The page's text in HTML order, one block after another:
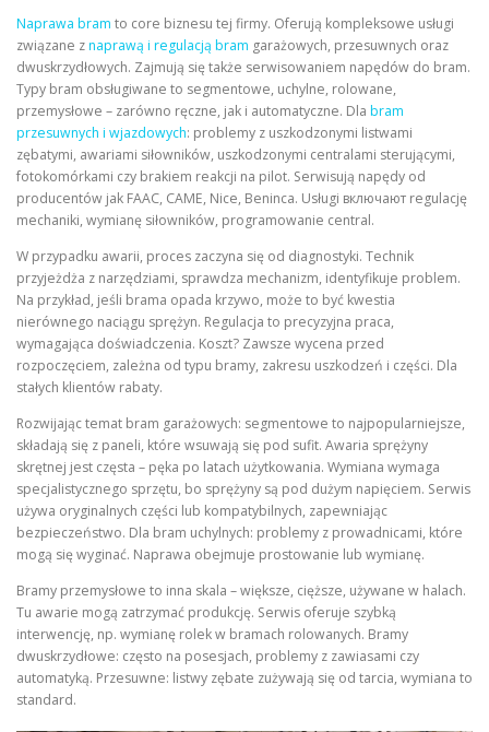
Naprawa bram to core biznesu tej firmy. Oferują kompleksowe usługi
związane znaprawą i regulacją bram garażowych, przesuwnych oraz
dwuskrzydłowych. Zajmują się także serwisowaniem napędów do bram.
Typy bram obsługiwane to segmentowe, uchylne, rolowane,
przemysłowe – zarówno ręczne, jak i automatyczne. Dla bram
przesuwnych i wjazdowych: problemy z uszkodzonymi listwami
zębatymi, awariami siłowników, uszkodzonymi centralami sterującymi,
fotokomórkami czy brakiem reakcji na pilot. Serwisują napędy od
producentów jak FAAC, CAME, Nice, Beninca. Usługi включают regulację
mechaniki, wymianę siłowników, programowanie central.
W przypadku awarii, proces zaczyna się od diagnostyki. Technik
przyjeżdża z narzędziami, sprawdza mechanizm, identyfikuje problem.
Na przykład, jeśli brama opada krzywo, może to być kwestia
nierównego naciągu sprężyn. Regulacja to precyzyjna praca,
wymagająca doświadczenia. Koszt? Zawsze wycena przed
rozpoczęciem, zależna od typu bramy, zakresu uszkodzeń i części. Dla
stałych klientów rabaty.
Rozwijając temat bram garażowych: segmentowe to najpopularniejsze,
składają się z paneli, które wsuwają się pod sufit. Awaria sprężyny
skrętnej jest częsta – pęka po latach użytkowania. Wymiana wymaga
specjalistycznego sprzętu, bo sprężyny są pod dużym napięciem. Serwis
używa oryginalnych części lub kompatybilnych, zapewniając
bezpieczeństwo. Dla bram uchylnych: problemy z prowadnicami, które
mogą się wyginać. Naprawa obejmuje prostowanie lub wymianę.
Bramy przemysłowe to inna skala – większe, cięższe, używane w halach.
Tu awarie mogą zatrzymać produkcję. Serwis oferuje szybką
interwencję, np. wymianę rolek w bramach rolowanych. Bramy
dwuskrzydłowe: często na posesjach, problemy z zawiasami czy
automatyką. Przesuwne: listwy zębate zużywają się od tarcia, wymiana to
standard.